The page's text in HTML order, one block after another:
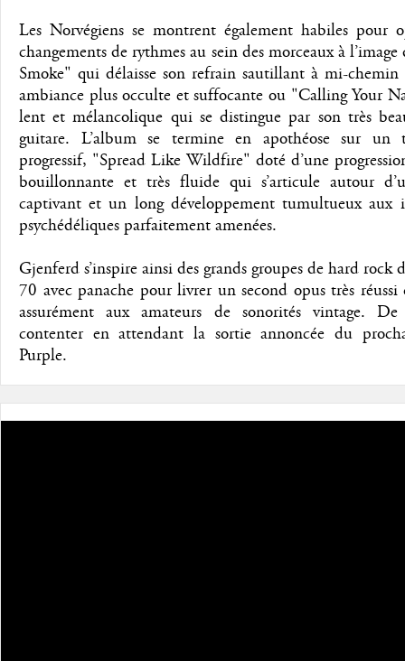
Les Norvégiens se montrent également habiles pour
changements de rythmes au sein des morceaux à
Smoke" qui délaisse son refrain sautillant à mi-
ambiance plus occulte et suffocante ou "Calling Your
lent et mélancolique qui se distingue par son très
guitare. L’album se termine en apothéose sur un
progressif, "Spread Like Wildfire" doté d’une
bouillonnante et très fluide qui s’articule autour
captivant et un long développement tumultueux aux
psychédéliques parfaitement amenées.
Gjenferd s’inspire ainsi des grands groupes de hard rock
70 avec panache pour livrer un second opus très
assurément aux amateurs de sonorités vintage.
contenter en attendant la sortie annoncée du
Purple.